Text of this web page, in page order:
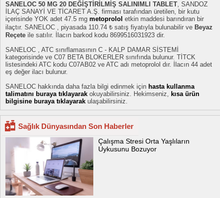
SANELOC 50 MG 20 DEĞİŞTİRİLMİŞ SALINIMLI TABLET, SANDOZ
İLAÇ SANAYİ VE TİCARET A.Ş. firması tarafından üretilen, bir kutu
içerisinde YOK adet 47.5 mg metoprolol etkin maddesi barındıran bir
ilaçtır. SANELOC , piyasada 110.74 ₺ satış fiyatıyla bulunabilir ve Beyaz
Reçete ile satılır. İlacın barkod kodu 8699516031923 dir.
SANELOC , ATC sınıflamasının C - KALP DAMAR SİSTEMİ
kategorisinde ve C07 BETA BLOKERLER sınıfında bulunur. TİTCK
listesindeki ATC kodu C07AB02 ve ATC adı metoprolol dır. İlacın 44 adet
eş değer ilacı bulunur.
SANELOC hakkında daha fazla bilgi edinmek için hasta kullanma
talimatını buraya tıklayarak okuyabilirsiniz. Hekimseniz, kısa ürün
bilgisine buraya tıklayarak ulaşabilirsiniz.
Sağlık Dünyasından Son Haberler
Çalışma Stresi Orta Yaşlıların
Uykusunu Bozuyor